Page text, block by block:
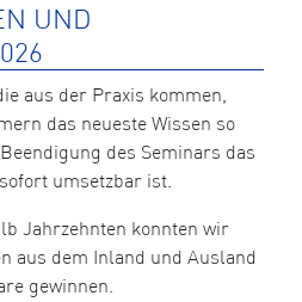
UND
aus der Praxis kommen,
das neueste Wissen so
des Seminars das
umsetzbar ist.
Jahrzehnten konnten wir
aus dem Inland und Ausland
gewinnen.